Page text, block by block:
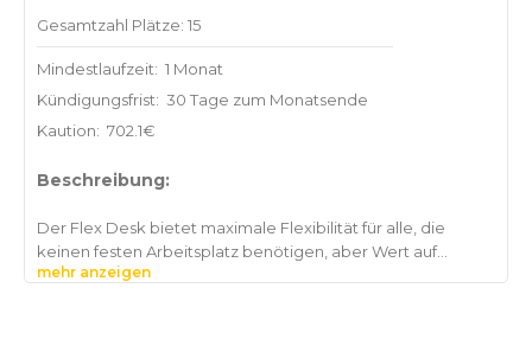
Gesamtzahl Plätze: 15
Mindestlaufzeit: 1 Monat
Kündigungsfrist: 30 Tage zum Monatsende
Kaution: 702.1€
Beschreibung:
Der Flex Desk bietet maximale Flexibilität für alle, die
keinen festen Arbeitsplatz benötigen, aber Wert auf
Professionalität, Infrastruktur und eine hochwertige
mehr anzeigen